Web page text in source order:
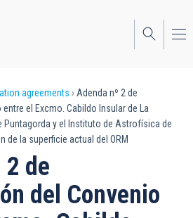
agreements
Adenda nº 2 de
el Excmo. Cabildo Insular de La
Puntagorda y el Instituto de Astrofísica de
de la superficie actual del ORM
2 de
del Convenio